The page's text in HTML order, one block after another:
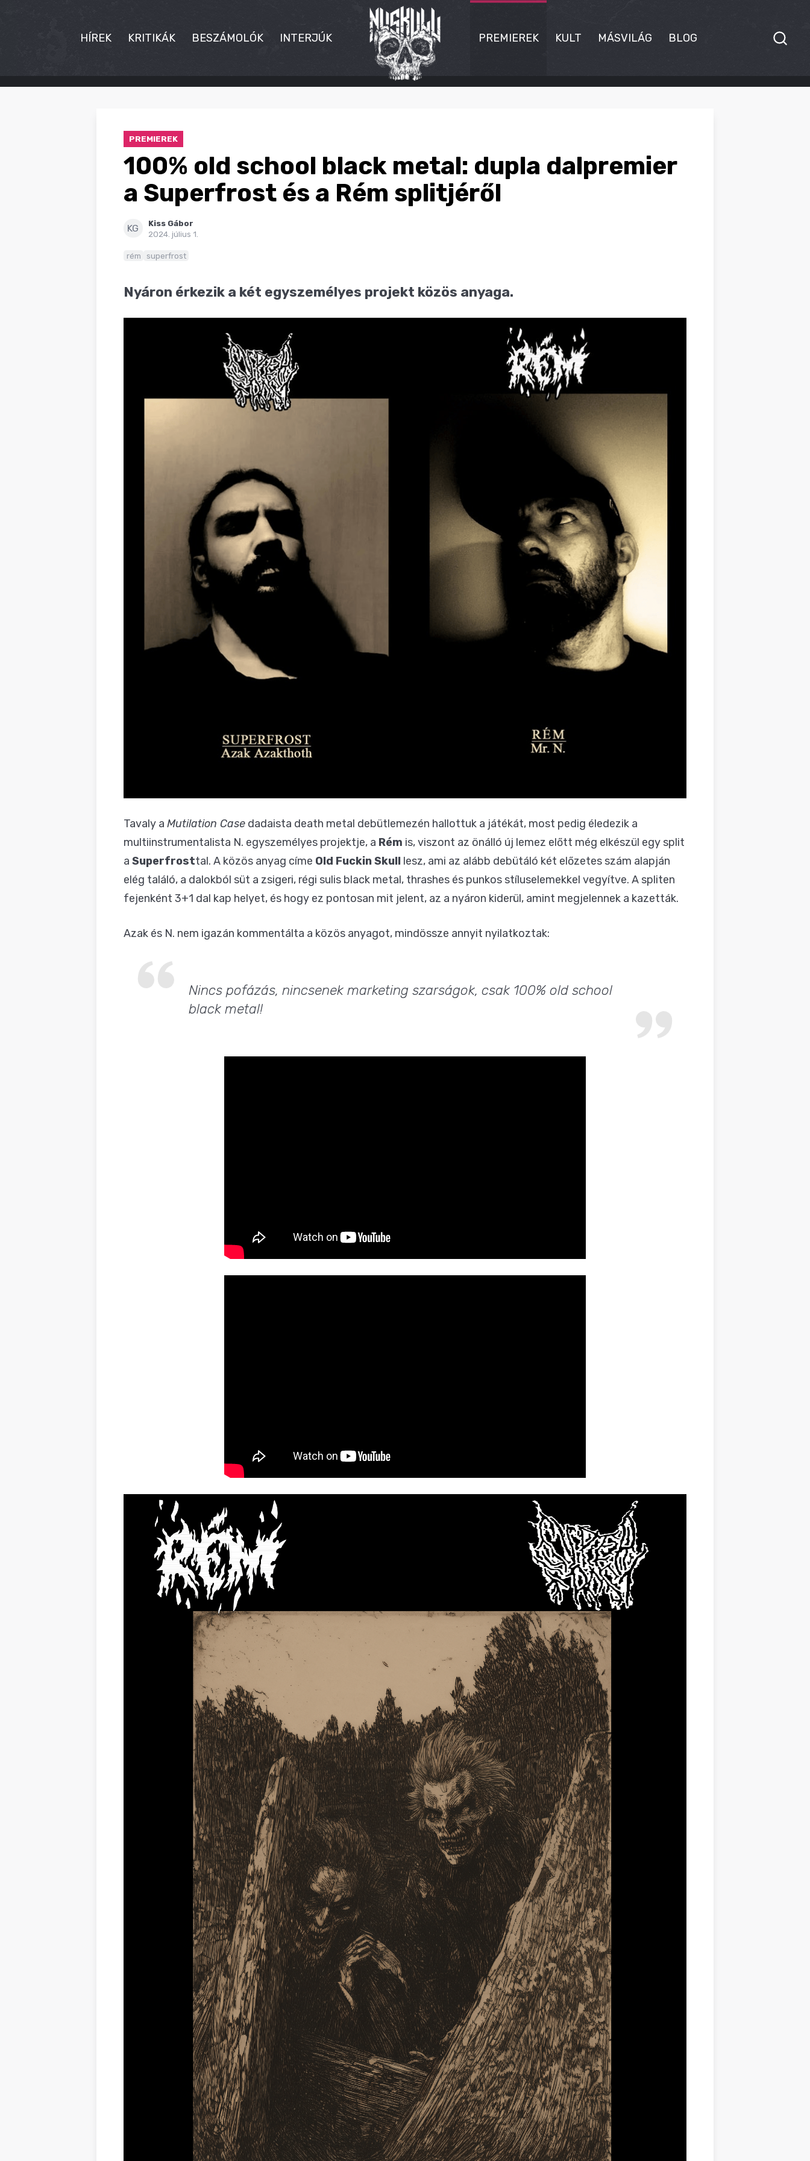
HÍREK KRITIKÁK BESZÁMOLÓK INTERJÚK PREMIEREK KULT MÁSVILÁG BLOG
HÍREK
PREMIEREK
100% old school black metal: dupla dalpremier
a Superfrost és a Rém splitjéről
KG
Kiss Gábor
2024. július 1.
rém superfrost
Nyáron érkezik a két egyszemélyes projekt közös anyaga.
Tavaly a Mutilation Case dadaista death metal debütlemezén hallottuk a játékát, most pedig éledezik a
multiinstrumentalista N. egyszemélyes projektje, a Rém is, viszont az önálló új lemez előtt még elkészül egy split
a Superfrosttal. A közös anyag címe Old Fuckin Skull lesz, ami az alább debütáló két előzetes szám alapján
elég találó, a dalokból süt a zsigeri, régi sulis black metal, thrashes és punkos stíluselemekkel vegyítve. A spliten
fejenként 3+1 dal kap helyet, és hogy ez pontosan mit jelent, az a nyáron kiderül, amint megjelennek a kazetták.
Azak és N. nem igazán kommentálta a közös anyagot, mindössze annyit nyilatkoztak:
Nincs pofázás, nincsenek marketing szarságok, csak 100% old school
black metal!